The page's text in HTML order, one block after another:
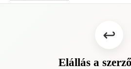
Elállás a